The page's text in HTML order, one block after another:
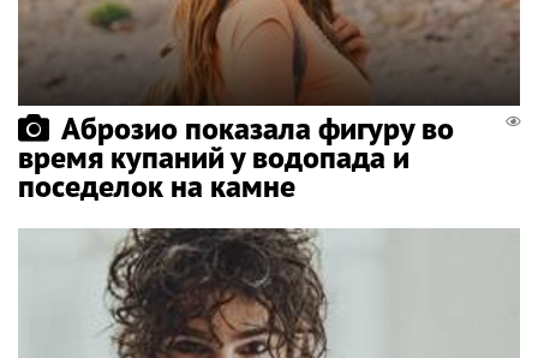
Аброзио показала фигуру во
время купаний у водопада и
поседелок на камне